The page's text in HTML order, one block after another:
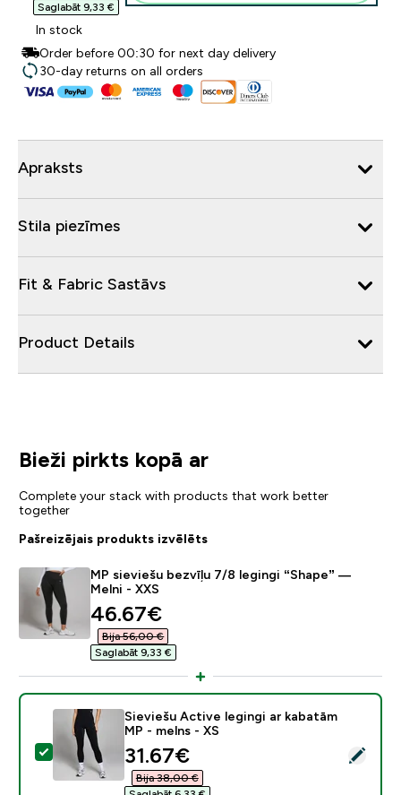
Saglabāt 9,33 €‎
In stock
Order before 00:30 for next day delivery
30-day returns on all orders
Apraksts
Stila piezīmes
Fit & Fabric Sastāvs
Product Details
Bieži pirkts kopā ar
Complete your stack with products that work better
together
Pašreizējais produkts izvēlēts
MP sieviešu bezvīļu 7/8 legingi “Shape” —
Melni - XXS
discounted price
46.67€‎
Bija 56,00 €‎
Saglabāt 9,33 €‎
Atlasīt šo produktu - Sieviešu Active legingi ar
Sieviešu Active legingi ar kabatām
MP - melns - XS
discounted price
31.67€‎
Bija 38,00 €‎